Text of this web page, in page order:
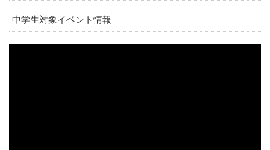
中学生対象イベント情報